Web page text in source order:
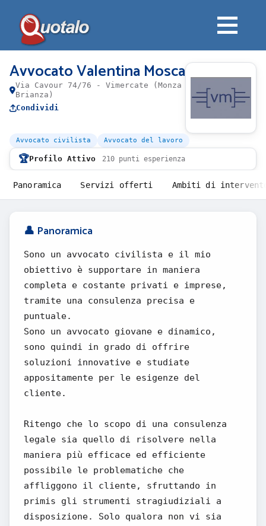
Avvocato Valentina Mosca
Via Cavour 74/76 - Vimercate (Monza
Brianza)
Condividi
Avvocato civilista Avvocato del lavoro
🏆Profilo Attivo 210 punti esperienza
Panoramica Servizi offerti Ambiti di
👤 Panoramica
Sono un avvocato civilista e il mio
obiettivo è supportare in maniera
completa e costante privati e imprese,
tramite una consulenza precisa e
puntuale.
Sono un avvocato giovane e dinamico,
sono quindi in grado di offrire
soluzioni innovative e studiate
appositamente per le esigenze del
cliente.
Ritengo che lo scopo di una consulenza
legale sia quello di risolvere nella
maniera più efficace ed efficiente
possibile le problematiche che
affliggono il cliente, sfruttando in
primis gli strumenti stragiudiziali a
disposizione. Solo qualora non vi sia